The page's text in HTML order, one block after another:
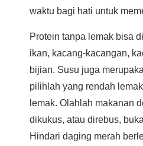
waktu bagi hati untuk
Protein tanpa lemak bisa
ikan, kacang-kacangan,
bijian. Susu juga
pilihlah yang rendah
lemak. Olahlah makanan
dikukus, atau direbus,
Hindari daging merah